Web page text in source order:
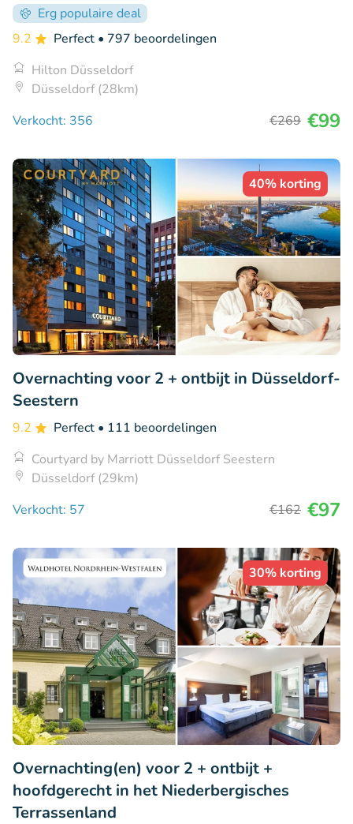
Erg populaire deal
9.2
Perfect • 797 beoordelingen
Hilton Düsseldorf
Düsseldorf (28km)
Verkocht: 356
€269 €99
40% korting
Overnachting voor 2 + ontbijt in Düsseldorf-
Seestern
9.2 Perfect • 111 beoordelingen
Courtyard by Marriott Düsseldorf Seestern
Düsseldorf (29km)
Verkocht: 57
€162 €97
30% korting
Overnachting(en) voor 2 + ontbijt +
hoofdgerecht in het Niederbergisches
Terrassenland